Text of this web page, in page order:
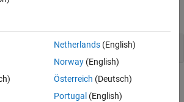
control functions
Netherlands(English)
Norway(English)
Österreich (Deutsch)
Portugal (English)